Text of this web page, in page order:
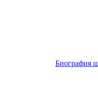
Биография